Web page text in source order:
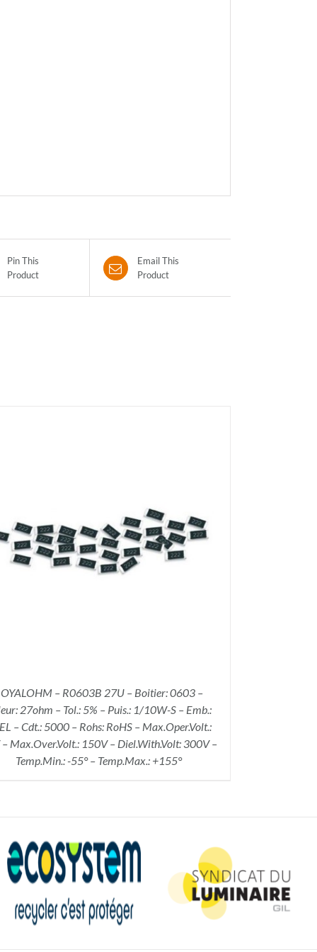
Pin This
Product
Email This
Product
– R0603B 27U – Boitier: 0603 –
27ohm – Tol.: 5% – Puis.: 1/10W-S – Emb.:
– Cdt.: 5000 – Rohs: RoHS – Max.Oper.Volt.:
Max.Over.Volt.: 150V – Diel.With.Volt: 300V –
Temp.Min.: -55° – Temp.Max.: +155°